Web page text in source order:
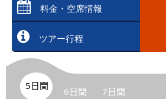
料金・空席情報
ツアー行程
5日間 6日間 7日間